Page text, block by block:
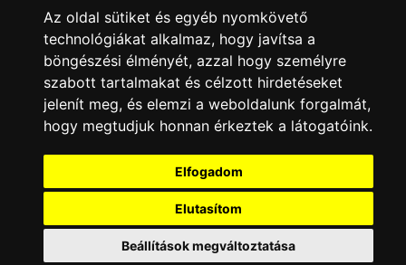
7100 Szekszárd, Kossuth Lajos u. 4
Stílus cipő és bőráru
cipő és bőráru
7100 Szekszárd, Liszt Ferenc tér 2
Minden jog fenntartva © 2002 - 2026 Szeki.hu
Az oldal sütiket és egyéb nyomkövető
technológiákat alkalmaz, hogy javítsa a
böngészési élményét, azzal hogy személyre
szabott tartalmakat és célzott hirdetéseket
jelenít meg, és elemzi a weboldalunk forgalmát,
hogy megtudjuk honnan érkeztek a látogatóink.
Elfogadom
Elutasítom
Beállítások megváltoztatása